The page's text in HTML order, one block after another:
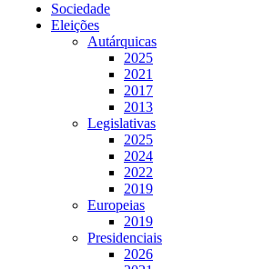
Sociedade
Eleições
Autárquicas
2025
2021
2017
2013
Legislativas
2025
2024
2022
2019
Europeias
2019
Presidenciais
2026